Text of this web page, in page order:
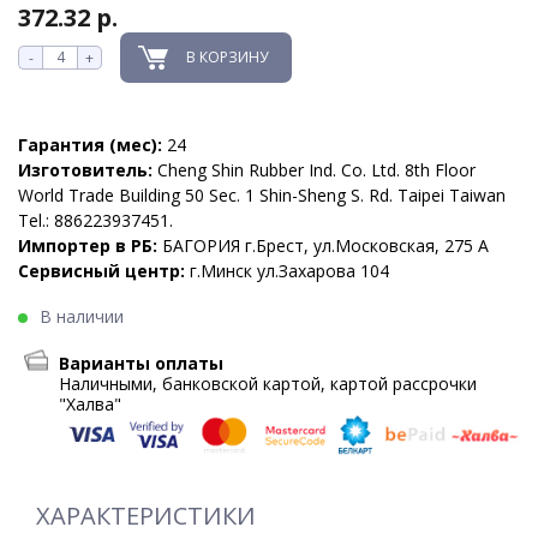
372.32 р.
- + В КОРЗИНУ
Гарантия (мес): 24
Изготовитель: Cheng Shin Rubber Ind. Co. Ltd. 8th Floor
World Trade Building 50 Sec. 1 Shin-Sheng S. Rd. Taipei Taiwan
Tel.: 886223937451.
Импортер в РБ: БАГОРИЯ г.Брест, ул.Московская, 275 А
Сервисный центр: г.Минск ул.Захарова 104
В наличии
Варианты оплаты
Наличными, банковской картой, картой рассрочки
"Халва"
ХАРАКТЕРИСТИКИ